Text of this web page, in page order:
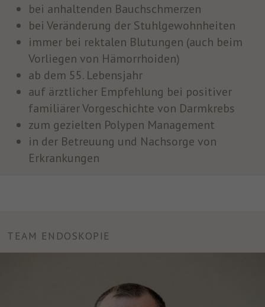
bei anhaltenden Bauchschmerzen
bei Veränderung der Stuhlgewohnheiten
immer bei rektalen Blutungen (auch beim
Vorliegen von Hämorrhoiden)
ab dem 55. Lebensjahr
auf ärztlicher Empfehlung bei positiver
familiärer Vorgeschichte von Darmkrebs
zum gezielten Polypen Management
in der Betreuung und Nachsorge von
Erkrankungen
TEAM ENDOSKOPIE